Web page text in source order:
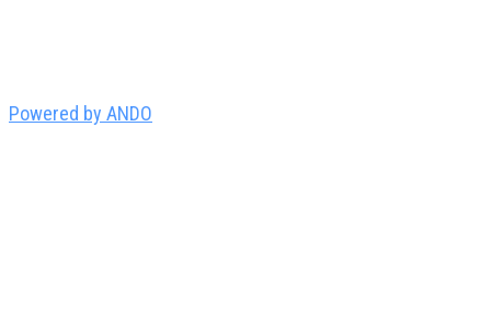
Powered by ANDO